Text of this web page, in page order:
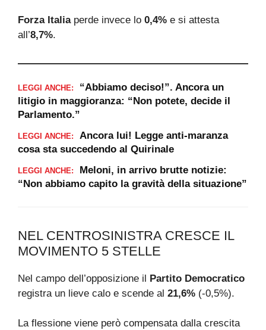
Forza Italiaperde invece lo 0,4% e si attesta
all’8,7%.
LEGGI ANCHE:
“Abbiamo deciso!”. Ancora un
litigio in maggioranza: “Non potete, decide il
Parlamento.”
LEGGI ANCHE:
Ancora lui! Legge anti-maranza
cosa sta succedendo al Quirinale
LEGGI ANCHE:
Meloni, in arrivo brutte notizie:
“Non abbiamo capito la gravità della situazione”
NEL CENTROSINISTRA CRESCE IL
MOVIMENTO 5 STELLE
Nel campo dell’opposizione il Partito Democratico
registra un lieve calo e scende al 21,6% (-0,5%).
La flessione viene però compensata dalla crescita